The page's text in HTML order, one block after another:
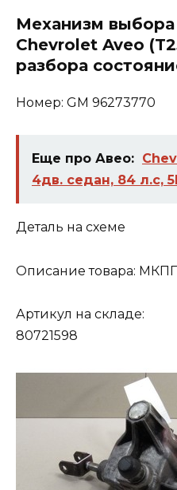
Механизм
Chevrolet Aveo
разбора
Номер: GM 96273770
Еще про Авео:
4дв. седан, 84 л.с,
Деталь на схеме
Описание товара:
Артикул на складе:
80721598